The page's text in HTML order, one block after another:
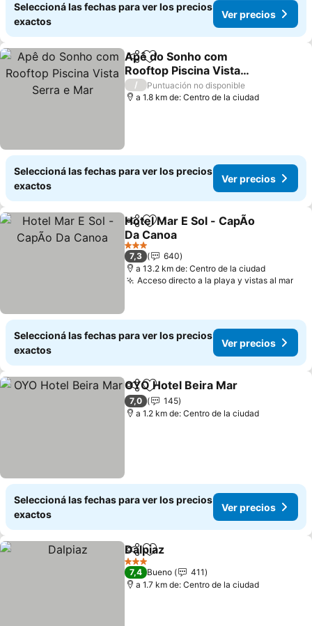
Seleccioná las fechas para ver los precios
exactos
Ver precios
CompartirAñadir a favoritos
Apê do Sonho com
Rooftop Piscina Vista
Serra e Mar
/
Puntuación no disponible
a 1.8 km de: Centro de la ciudad
Seleccioná las fechas para ver los precios
exactos
Ver precios
CompartirAñadir a favoritos
Hotel Mar E Sol - CapÃo
Da Canoa
3 Estrellas
7,3
640
a 13.2 km de: Centro de la ciudad
Acceso directo a la playa y vistas al mar
Seleccioná las fechas para ver los precios
exactos
Ver precios
CompartirAñadir a favoritos
OYO Hotel Beira Mar
7,0
145
a 1.2 km de: Centro de la ciudad
Seleccioná las fechas para ver los precios
exactos
Ver precios
CompartirAñadir a favoritos
Dalpiaz
3 Estrellas
7,4 Bueno
411
a 1.7 km de: Centro de la ciudad